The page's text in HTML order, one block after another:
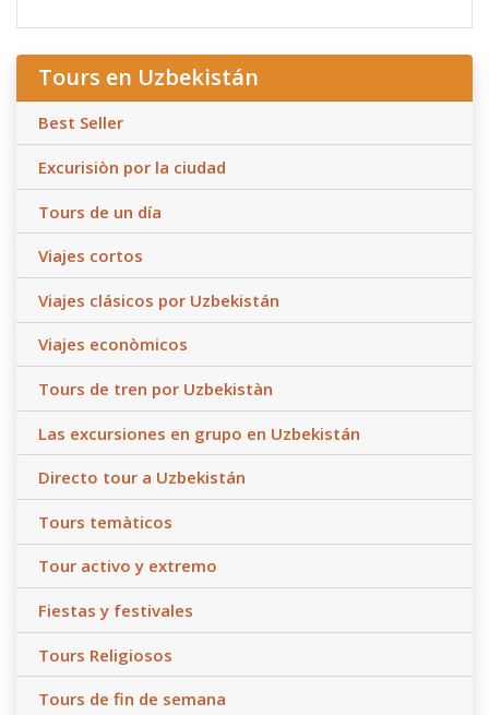
Tours en Uzbekistán
Best Seller
Excurisiòn por la ciudad
Tours de un día
Viajes cortos
Viajes clásicos por Uzbekistán
Viajes econòmicos
Tours de tren por Uzbekistàn
Las excursiones en grupo en Uzbekistán
Directo tour a Uzbekistán
Tours temàticos
Tour activo y extremo
Fiestas y festivales
Tours Religiosos
Tours de fin de semana